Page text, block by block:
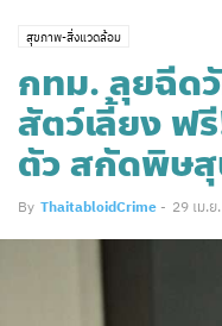
สุขภาพ-สิ่งแวดล้อม
กทม. ลุยฉีด
สัตว์เลี้ยง ฟ
ตัว สกัดพิษ
By ThaitabloidCrime - 29 เม.